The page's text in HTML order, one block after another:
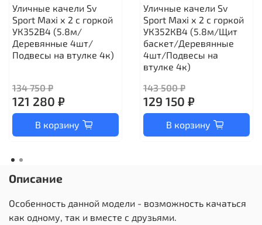
Уличные качели Sv
Sport Maxi х 2 с горкой
УК352В4 (5.8м/
Деревянные 4шт/
Подвесы на втулке 4к)
134 750 ₽
121 280 ₽
В корзину
Уличные качели Sv
Sport Maxi х 2 с горкой
УК352КВ4 (5.8м/Щит
баскет/Деревянные
4шт/Подвесы на
втулке 4к)
143 500 ₽
129 150 ₽
В корзину
Описание
Особенность данной модели - возможность качаться
как одному, так и вместе с друзьями.